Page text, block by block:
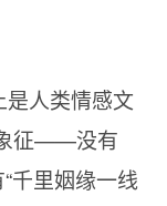
人类情感文
征——没有
千里姻缘一线